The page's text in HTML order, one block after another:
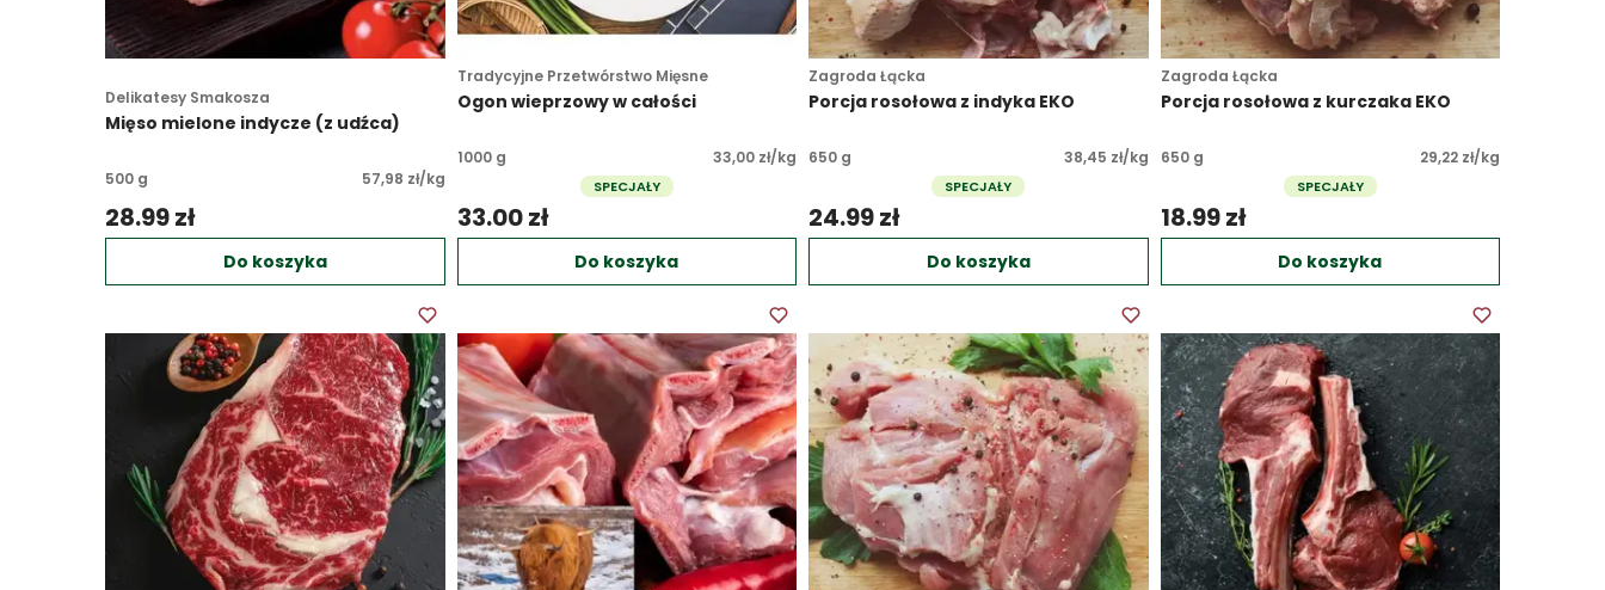
Delikatesy Smakosza
Mięso mielone indycze (z udźca)
500 g 57,98 zł/kg
28.99 zł
Do koszyka
Tradycyjne Przetwórstwo Mięsne
Ogon wieprzowy w całości
1000 g 33,00 zł/kg
SPECJAŁY
33.00 zł
Do koszyka
Zagroda Łącka
Porcja rosołowa z indyka EKO
650 g 38,45 zł/kg
SPECJAŁY
24.99 zł
Do koszyka
Zagroda Łącka
Porcja rosołowa z kurczaka EKO
650 g 29,22 zł/kg
SPECJAŁY
18.99 zł
Do koszyka